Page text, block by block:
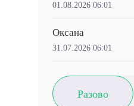
Разово
01.08.2026 06:01
Оксана
31.07.2026 06:01